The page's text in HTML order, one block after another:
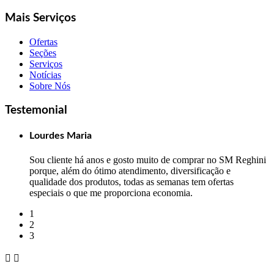
Mais Serviços
Ofertas
Seções
Serviços
Notícias
Sobre Nós
Testemonial
Lourdes Maria
Sou cliente há anos e gosto muito de comprar no SM Reghini
porque, além do ótimo atendimento, diversificação e
qualidade dos produtos, todas as semanas tem ofertas
especiais o que me proporciona economia.
1
2
3
 